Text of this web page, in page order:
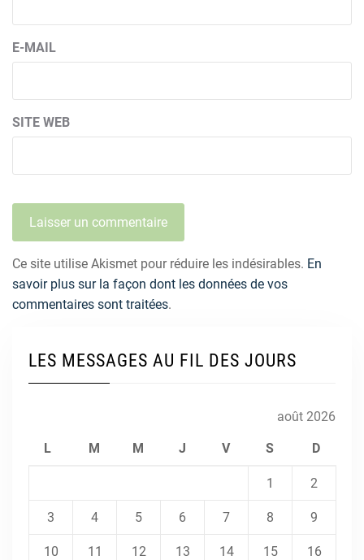
E-MAIL
SITE WEB
Ce site utilise Akismet pour réduire les indésirables. En
savoir plus sur la façon dont les données de vos
commentaires sont traitées.
LES MESSAGES AU FIL DES JOURS
août 2026
L M M J V S D
1 2
3 4 5 6 7 8 9
10 11 12 13 14 15 16